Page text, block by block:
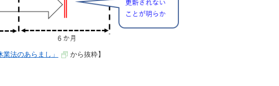
法のあらまし」 から抜粋】